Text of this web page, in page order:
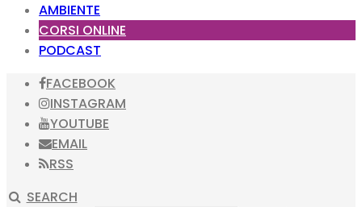
AMBIENTE
CORSI ONLINE
PODCAST
FACEBOOK
INSTAGRAM
YOUTUBE
EMAIL
RSS
SEARCH